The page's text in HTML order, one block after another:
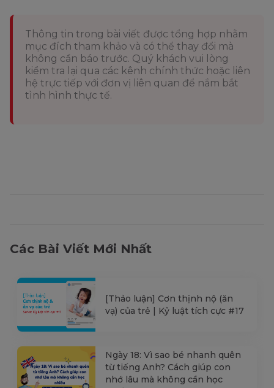
Thông tin trong bài viết được tổng hợp nhằm
mục đích tham khảo và có thể thay đổi mà
không cần báo trước. Quý khách vui lòng
kiểm tra lại qua các kênh chính thức hoặc liên
hệ trực tiếp với đơn vị liên quan để nắm bắt
tình hình thực tế.
Các Bài Viết Mới Nhất
[Thảo luận] Cơn thịnh nộ (ăn
vạ) của trẻ | Kỷ luật tích cực #17
Ngày 18: Vì sao bé nhanh quên
từ tiếng Anh? Cách giúp con
nhớ lâu mà không cần học